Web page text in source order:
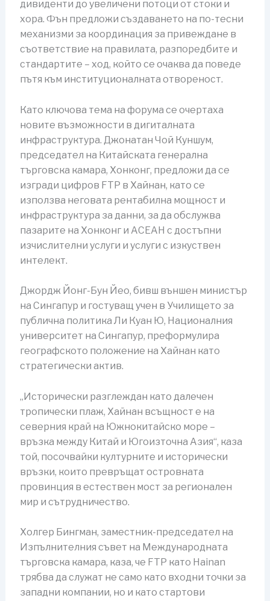
дивиденти до увеличени потоци от стоки и
хора. Фън предложи създаването на по-тесни
механизми за координация за привеждане в
съответствие на правилата, разпоредбите и
стандартите – ход, който се очаква да поведе
пътя към институционалната отвореност.
Като ключова тема на форума се очертаха
новите възможности в дигиталната
инфраструктура. Джонатан Чой Куншум,
председател на Китайската генерална
търговска камара, Хонконг, предложи да се
изгради цифров FTP в Хайнан, като се
използва неговата рентабилна мощност и
инфраструктура за данни, за да обслужва
пазарите на Хонконг и АСЕАН с достъпни
изчислителни услуги и услуги с изкуствен
интелект.
Джордж Йонг-Бун Йео, бивш външен министър
на Сингапур и гостуващ учен в Училището за
публична политика Ли Куан Ю, Националния
университет на Сингапур, преформулира
географското положение на Хайнан като
стратегически актив.
„Исторически разглеждан като далечен
тропически плаж, Хайнан всъщност е на
северния край на Южнокитайско море –
връзка между Китай и Югоизточна Азия“, каза
той, посочвайки културните и исторически
връзки, които превръщат островната
провинция в естествен мост за регионален
мир и сътрудничество.
Холгер Бингман, заместник-председател на
Изпълнителния съвет на Международната
търговска камара, каза, че FTP като Hainan
трябва да служат не само като входни точки за
западни компании, но и като стартови